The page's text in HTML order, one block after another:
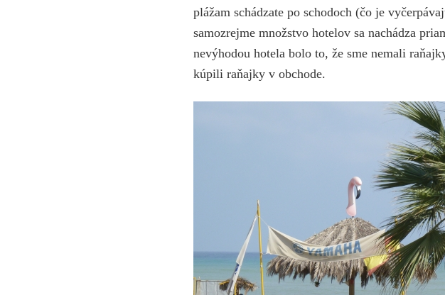
plážam schádzate po schodoch (čo je
samozrejme množstvo hotelov sa nachádza
nevýhodou hotela bolo to, že sme nemali
kúpili raňajky v obchode.